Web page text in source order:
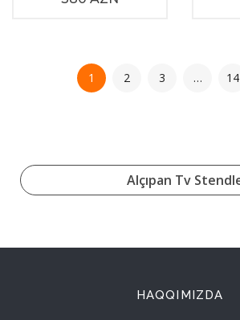
1 2 3 … 14
Alçıpan Tv
HAQQIMIZDA